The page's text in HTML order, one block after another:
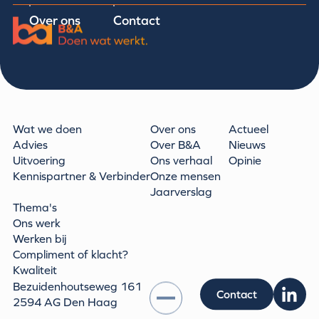
Over ons Contact
Wat we doen
Advies
Uitvoering
Kennispartner & Verbinder
Over ons
Over B&A
Ons verhaal
Onze mensen
Jaarverslag
Actueel
Nieuws
Opinie
Thema's
Ons werk
Werken bij
Compliment of klacht?
Kwaliteit
Bezuidenhoutseweg 161
2594 AG Den Haag
Contact